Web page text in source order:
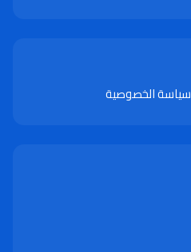
سياسة الخصوصية